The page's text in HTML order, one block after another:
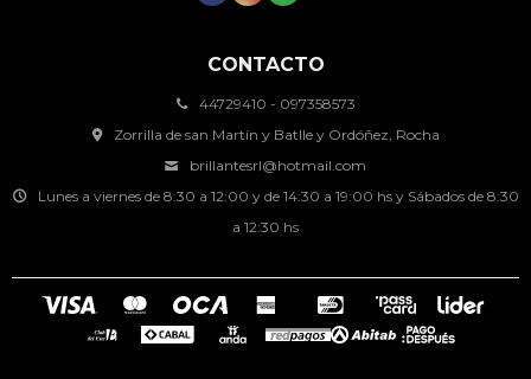
CONTACTO
44729410 - 097358573
Zorrilla de san Martín y Batlle y Ordóñez, Rocha
brillantesrl@hotmail.com
Lunes a viernes de 8:30 a 12:00 y de 14:30 a 19:00 hs y Sábados de 8:30
a 12:30 hs